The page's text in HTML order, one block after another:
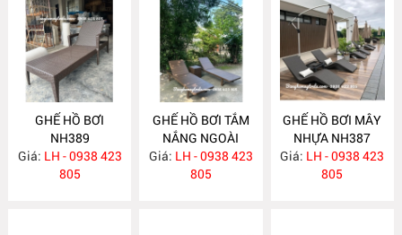
GHẾ HỒ BƠI
NH389
Giá: LH - 0938 423
805
GHẾ HỒ BƠI TẮM
NẮNG NGOÀI
TRỜI NH388
Giá: LH - 0938 423
805
GHẾ HỒ BƠI MÂY
NHỰA NH387
Giá: LH - 0938 423
805